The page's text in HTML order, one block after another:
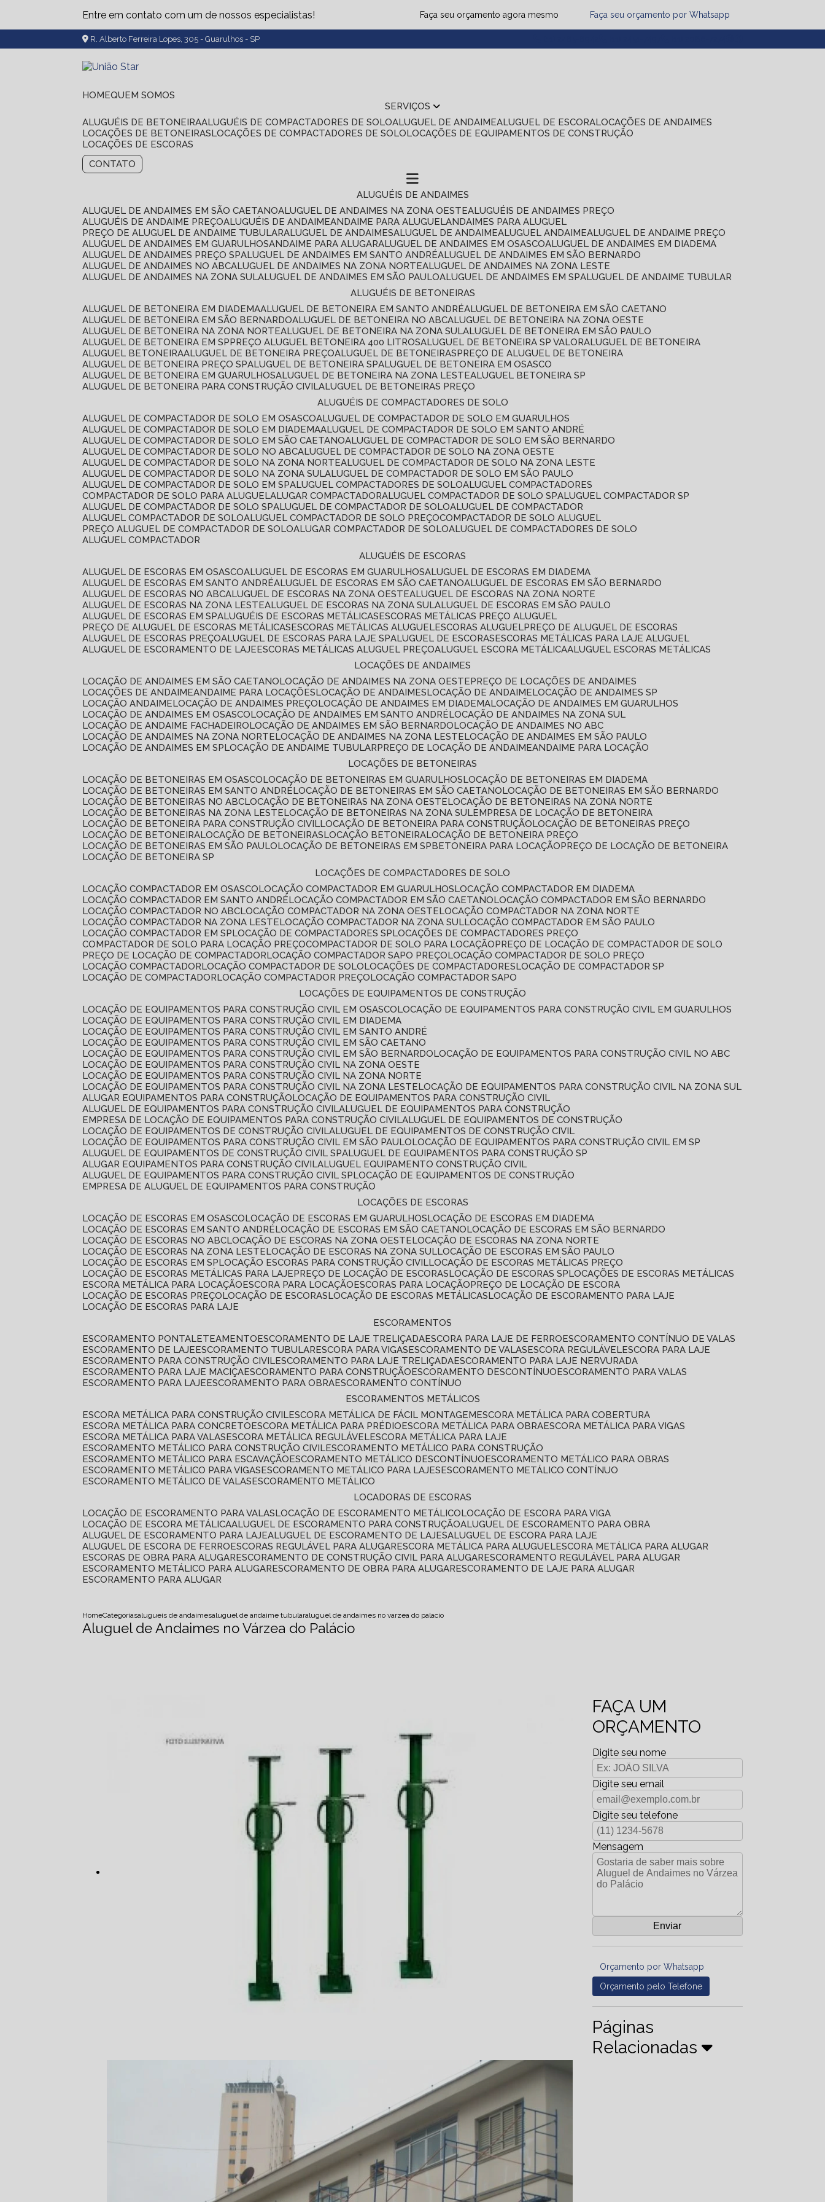
Entre em contato com um de nossos especialistas! Faça seu orçamento agora mesmo Faça seu orçamento por Whatsapp
R. Alberto Ferreira Lopes, 305 - Guarulhos - SP
HOME
QUEM SOMOS
SERVIÇOS
ALUGUÉIS DE BETONEIRA ALUGUÉIS DE COMPACTADORES DE SOLO ALUGUEL DE ANDAIME ALUGUEL DE ESCORA LOCAÇÕES DE ANDAIMES
LOCAÇÕES DE BETONEIRAS LOCAÇÕES DE COMPACTADORES DE SOLO LOCAÇÕES DE EQUIPAMENTOS DE CONSTRUÇÃO
LOCAÇÕES DE ESCORAS
CONTATO
ALUGUÉIS DE ANDAIMES
ALUGUEL DE ANDAIMES EM SÃO CAETANO ALUGUEL DE ANDAIMES NA ZONA OESTE ALUGUÉIS DE ANDAIMES PREÇO
ALUGUÉIS DE ANDAIME PREÇO ALUGUÉIS DE ANDAIME ANDAIME PARA ALUGUEL ANDAIMES PARA ALUGUEL
PREÇO DE ALUGUEL DE ANDAIME TUBULAR ALUGUEL DE ANDAIMES ALUGUEL DE ANDAIME ALUGUEL ANDAIME ALUGUEL DE ANDAIME PREÇO
ALUGUEL DE ANDAIMES EM GUARULHOS ANDAIME PARA ALUGAR ALUGUEL DE ANDAIMES EM OSASCO ALUGUEL DE ANDAIMES EM DIADEMA
ALUGUEL DE ANDAIMES PREÇO SP ALUGUEL DE ANDAIMES EM SANTO ANDRÉ ALUGUEL DE ANDAIMES EM SÃO BERNARDO
ALUGUEL DE ANDAIMES NO ABC ALUGUEL DE ANDAIMES NA ZONA NORTE ALUGUEL DE ANDAIMES NA ZONA LESTE
ALUGUEL DE ANDAIMES NA ZONA SUL ALUGUEL DE ANDAIMES EM SÃO PAULO ALUGUEL DE ANDAIMES EM SP ALUGUEL DE ANDAIME TUBULAR
ALUGUÉIS DE BETONEIRAS
ALUGUEL DE BETONEIRA EM DIADEMA ALUGUEL DE BETONEIRA EM SANTO ANDRÉ ALUGUEL DE BETONEIRA EM SÃO CAETANO
ALUGUEL DE BETONEIRA EM SÃO BERNARDO ALUGUEL DE BETONEIRA NO ABC ALUGUEL DE BETONEIRA NA ZONA OESTE
ALUGUEL DE BETONEIRA NA ZONA NORTE ALUGUEL DE BETONEIRA NA ZONA SUL ALUGUEL DE BETONEIRA EM SÃO PAULO
ALUGUEL DE BETONEIRA EM SP
PREÇO ALUGUEL BETONEIRA 400 LITROS ALUGUEL DE BETONEIRA SP VALOR ALUGUEL DE BETONEIRA
ALUGUEL BETONEIRA ALUGUEL DE BETONEIRA PREÇO ALUGUEL DE BETONEIRAS
PREÇO DE ALUGUEL DE BETONEIRA
ALUGUEL DE BETONEIRA PREÇO SP ALUGUEL DE BETONEIRA SP ALUGUEL DE BETONEIRA EM OSASCO
ALUGUEL DE BETONEIRA EM GUARULHOS ALUGUEL DE BETONEIRA NA ZONA LESTE ALUGUEL BETONEIRA SP
ALUGUEL DE BETONEIRA PARA CONSTRUÇÃO CIVIL ALUGUEL DE BETONEIRAS PREÇO
ALUGUÉIS DE COMPACTADORES DE SOLO
ALUGUEL DE COMPACTADOR DE SOLO EM OSASCO ALUGUEL DE COMPACTADOR DE SOLO EM GUARULHOS
ALUGUEL DE COMPACTADOR DE SOLO EM DIADEMA ALUGUEL DE COMPACTADOR DE SOLO EM SANTO ANDRÉ
ALUGUEL DE COMPACTADOR DE SOLO EM SÃO CAETANO ALUGUEL DE COMPACTADOR DE SOLO EM SÃO BERNARDO
ALUGUEL DE COMPACTADOR DE SOLO NO ABC ALUGUEL DE COMPACTADOR DE SOLO NA ZONA OESTE
ALUGUEL DE COMPACTADOR DE SOLO NA ZONA NORTE ALUGUEL DE COMPACTADOR DE SOLO NA ZONA LESTE
ALUGUEL DE COMPACTADOR DE SOLO NA ZONA SUL ALUGUEL DE COMPACTADOR DE SOLO EM SÃO PAULO
ALUGUEL DE COMPACTADOR DE SOLO EM SP ALUGUEL COMPACTADORES DE SOLO ALUGUEL COMPACTADORES
COMPACTADOR DE SOLO PARA ALUGUEL ALUGAR COMPACTADOR ALUGUEL COMPACTADOR DE SOLO SP ALUGUEL COMPACTADOR SP
ALUGUEL DE COMPACTADOR DE SOLO SP ALUGUEL DE COMPACTADOR DE SOLO ALUGUEL DE COMPACTADOR
ALUGUEL COMPACTADOR DE SOLO ALUGUEL COMPACTADOR DE SOLO PREÇO COMPACTADOR DE SOLO ALUGUEL
PREÇO ALUGUEL DE COMPACTADOR DE SOLO ALUGAR COMPACTADOR DE SOLO ALUGUEL DE COMPACTADORES DE SOLO
ALUGUEL COMPACTADOR
ALUGUÉIS DE ESCORAS
ALUGUEL DE ESCORAS EM OSASCO ALUGUEL DE ESCORAS EM GUARULHOS ALUGUEL DE ESCORAS EM DIADEMA
ALUGUEL DE ESCORAS EM SANTO ANDRÉ ALUGUEL DE ESCORAS EM SÃO CAETANO ALUGUEL DE ESCORAS EM SÃO BERNARDO
ALUGUEL DE ESCORAS NO ABC ALUGUEL DE ESCORAS NA ZONA OESTE ALUGUEL DE ESCORAS NA ZONA NORTE
ALUGUEL DE ESCORAS NA ZONA LESTE ALUGUEL DE ESCORAS NA ZONA SUL ALUGUEL DE ESCORAS EM SÃO PAULO
ALUGUEL DE ESCORAS EM SP ALUGUÉIS DE ESCORAS METÁLICAS
ESCORAS METÁLICAS PREÇO ALUGUEL
PREÇO DE ALUGUEL DE ESCORAS METÁLICAS
ESCORAS METÁLICAS ALUGUEL ESCORAS ALUGUEL
PREÇO DE ALUGUEL DE ESCORAS
ALUGUEL DE ESCORAS PREÇO ALUGUEL DE ESCORAS PARA LAJE SP ALUGUEL DE ESCORAS
ESCORAS METÁLICAS PARA LAJE ALUGUEL
ALUGUEL DE ESCORAMENTO DE LAJE
ESCORAS METÁLICAS ALUGUEL PREÇO ALUGUEL ESCORA METÁLICA ALUGUEL ESCORAS METÁLICAS
LOCAÇÕES DE ANDAIMES
LOCAÇÃO DE ANDAIMES EM SÃO CAETANO LOCAÇÃO DE ANDAIMES NA ZONA OESTE
PREÇO DE LOCAÇÕES DE ANDAIMES
LOCAÇÕES DE ANDAIME ANDAIME PARA LOCAÇÕES LOCAÇÃO DE ANDAIMES LOCAÇÃO DE ANDAIME LOCAÇÃO DE ANDAIMES SP
LOCAÇÃO ANDAIME LOCAÇÃO DE ANDAIMES PREÇO LOCAÇÃO DE ANDAIMES EM DIADEMA LOCAÇÃO DE ANDAIMES EM GUARULHOS
LOCAÇÃO DE ANDAIMES EM OSASCO LOCAÇÃO DE ANDAIMES EM SANTO ANDRÉ LOCAÇÃO DE ANDAIMES NA ZONA SUL
LOCAÇÃO DE ANDAIME FACHADEIRO LOCAÇÃO DE ANDAIMES EM SÃO BERNARDO LOCAÇÃO DE ANDAIMES NO ABC
LOCAÇÃO DE ANDAIMES NA ZONA NORTE LOCAÇÃO DE ANDAIMES NA ZONA LESTE LOCAÇÃO DE ANDAIMES EM SÃO PAULO
LOCAÇÃO DE ANDAIMES EM SP LOCAÇÃO DE ANDAIME TUBULAR PREÇO DE LOCAÇÃO DE ANDAIME ANDAIME PARA LOCAÇÃO
LOCAÇÕES DE BETONEIRAS
LOCAÇÃO DE BETONEIRAS EM OSASCO LOCAÇÃO DE BETONEIRAS EM GUARULHOS LOCAÇÃO DE BETONEIRAS EM DIADEMA
LOCAÇÃO DE BETONEIRAS EM SANTO ANDRÉ LOCAÇÃO DE BETONEIRAS EM SÃO CAETANO LOCAÇÃO DE BETONEIRAS EM SÃO BERNARDO
LOCAÇÃO DE BETONEIRAS NO ABC LOCAÇÃO DE BETONEIRAS NA ZONA OESTE LOCAÇÃO DE BETONEIRAS NA ZONA NORTE
LOCAÇÃO DE BETONEIRAS NA ZONA LESTE LOCAÇÃO DE BETONEIRAS NA ZONA SUL
EMPRESA DE LOCAÇÃO DE BETONEIRA
LOCAÇÃO DE BETONEIRA PARA CONSTRUÇÃO CIVIL LOCAÇÃO DE BETONEIRA PARA CONSTRUÇÃO LOCAÇÃO DE BETONEIRAS PREÇO
LOCAÇÃO DE BETONEIRA LOCAÇÃO DE BETONEIRAS LOCAÇÃO BETONEIRA LOCAÇÃO DE BETONEIRA PREÇO
LOCAÇÃO DE BETONEIRAS EM SÃO PAULO LOCAÇÃO DE BETONEIRAS EM SP BETONEIRA PARA LOCAÇÃO
PREÇO DE LOCAÇÃO DE BETONEIRA
LOCAÇÃO DE BETONEIRA SP
LOCAÇÕES DE COMPACTADORES DE SOLO
LOCAÇÃO COMPACTADOR EM OSASCO LOCAÇÃO COMPACTADOR EM GUARULHOS LOCAÇÃO COMPACTADOR EM DIADEMA
LOCAÇÃO COMPACTADOR EM SANTO ANDRÉ LOCAÇÃO COMPACTADOR EM SÃO CAETANO LOCAÇÃO COMPACTADOR EM SÃO BERNARDO
LOCAÇÃO COMPACTADOR NO ABC LOCAÇÃO COMPACTADOR NA ZONA OESTE LOCAÇÃO COMPACTADOR NA ZONA NORTE
LOCAÇÃO COMPACTADOR NA ZONA LESTE LOCAÇÃO COMPACTADOR NA ZONA SUL LOCAÇÃO COMPACTADOR EM SÃO PAULO
LOCAÇÃO COMPACTADOR EM SP LOCAÇÃO DE COMPACTADORES SP LOCAÇÕES DE COMPACTADORES PREÇO
COMPACTADOR DE SOLO PARA LOCAÇÃO PREÇO COMPACTADOR DE SOLO PARA LOCAÇÃO
PREÇO DE LOCAÇÃO DE COMPACTADOR DE SOLO
PREÇO DE LOCAÇÃO DE COMPACTADOR LOCAÇÃO COMPACTADOR SAPO PREÇO LOCAÇÃO COMPACTADOR DE SOLO PREÇO
LOCAÇÃO COMPACTADOR LOCAÇÃO COMPACTADOR DE SOLO LOCAÇÕES DE COMPACTADORES LOCAÇÃO DE COMPACTADOR SP
LOCAÇÃO DE COMPACTADOR LOCAÇÃO COMPACTADOR PREÇO LOCAÇÃO COMPACTADOR SAPO
LOCAÇÕES DE EQUIPAMENTOS DE CONSTRUÇÃO
LOCAÇÃO DE EQUIPAMENTOS PARA CONSTRUÇÃO CIVIL EM OSASCO LOCAÇÃO DE EQUIPAMENTOS PARA CONSTRUÇÃO CIVIL EM GUARULHOS
LOCAÇÃO DE EQUIPAMENTOS PARA CONSTRUÇÃO CIVIL EM DIADEMA
LOCAÇÃO DE EQUIPAMENTOS PARA CONSTRUÇÃO CIVIL EM SANTO ANDRÉ
LOCAÇÃO DE EQUIPAMENTOS PARA CONSTRUÇÃO CIVIL EM SÃO CAETANO
LOCAÇÃO DE EQUIPAMENTOS PARA CONSTRUÇÃO CIVIL EM SÃO BERNARDO LOCAÇÃO DE EQUIPAMENTOS PARA CONSTRUÇÃO CIVIL NO ABC
LOCAÇÃO DE EQUIPAMENTOS PARA CONSTRUÇÃO CIVIL NA ZONA OESTE
LOCAÇÃO DE EQUIPAMENTOS PARA CONSTRUÇÃO CIVIL NA ZONA NORTE
LOCAÇÃO DE EQUIPAMENTOS PARA CONSTRUÇÃO CIVIL NA ZONA LESTE LOCAÇÃO DE EQUIPAMENTOS PARA CONSTRUÇÃO CIVIL NA ZONA SUL
ALUGAR EQUIPAMENTOS PARA CONSTRUÇÃO LOCAÇÃO DE EQUIPAMENTOS PARA CONSTRUÇÃO CIVIL
ALUGUEL DE EQUIPAMENTOS PARA CONSTRUÇÃO CIVIL ALUGUEL DE EQUIPAMENTOS PARA CONSTRUÇÃO
EMPRESA DE LOCAÇÃO DE EQUIPAMENTOS PARA CONSTRUÇÃO CIVIL ALUGUEL DE EQUIPAMENTOS DE CONSTRUÇÃO
LOCAÇÃO DE EQUIPAMENTOS DE CONSTRUÇÃO CIVIL ALUGUEL DE EQUIPAMENTOS DE CONSTRUÇÃO CIVIL
LOCAÇÃO DE EQUIPAMENTOS PARA CONSTRUÇÃO CIVIL EM SÃO PAULO LOCAÇÃO DE EQUIPAMENTOS PARA CONSTRUÇÃO CIVIL EM SP
ALUGUEL DE EQUIPAMENTOS DE CONSTRUÇÃO CIVIL SP ALUGUEL DE EQUIPAMENTOS PARA CONSTRUÇÃO SP
ALUGAR EQUIPAMENTOS PARA CONSTRUÇÃO CIVIL ALUGUEL EQUIPAMENTO CONSTRUÇÃO CIVIL
ALUGUEL DE EQUIPAMENTOS PARA CONSTRUÇÃO CIVIL SP LOCAÇÃO DE EQUIPAMENTOS DE CONSTRUÇÃO
EMPRESA DE ALUGUEL DE EQUIPAMENTOS PARA CONSTRUÇÃO
LOCAÇÕES DE ESCORAS
LOCAÇÃO DE ESCORAS EM OSASCO LOCAÇÃO DE ESCORAS EM GUARULHOS LOCAÇÃO DE ESCORAS EM DIADEMA
LOCAÇÃO DE ESCORAS EM SANTO ANDRÉ LOCAÇÃO DE ESCORAS EM SÃO CAETANO LOCAÇÃO DE ESCORAS EM SÃO BERNARDO
LOCAÇÃO DE ESCORAS NO ABC LOCAÇÃO DE ESCORAS NA ZONA OESTE LOCAÇÃO DE ESCORAS NA ZONA NORTE
LOCAÇÃO DE ESCORAS NA ZONA LESTE LOCAÇÃO DE ESCORAS NA ZONA SUL LOCAÇÃO DE ESCORAS EM SÃO PAULO
LOCAÇÃO DE ESCORAS EM SP LOCAÇÃO ESCORAS PARA CONSTRUÇÃO CIVIL LOCAÇÃO DE ESCORAS METÁLICAS PREÇO
LOCAÇÃO DE ESCORAS METÁLICAS PARA LAJE
PREÇO DE LOCAÇÃO DE ESCORAS LOCAÇÃO DE ESCORAS SP LOCAÇÕES DE ESCORAS METÁLICAS
ESCORA METÁLICA PARA LOCAÇÃO
ESCORA PARA LOCAÇÃO ESCORAS PARA LOCAÇÃO
PREÇO DE LOCAÇÃO DE ESCORA
LOCAÇÃO DE ESCORAS PREÇO LOCAÇÃO DE ESCORAS LOCAÇÃO DE ESCORAS METÁLICAS LOCAÇÃO DE ESCORAMENTO PARA LAJE
LOCAÇÃO DE ESCORAS PARA LAJE
ESCORAMENTOS
ESCORAMENTO PONTALETEAMENTO
ESCORAMENTO DE LAJE TRELIÇADA ESCORA PARA LAJE DE FERRO
ESCORAMENTO CONTÍNUO DE VALAS
ESCORAMENTO DE LAJE
ESCORAMENTO TUBULAR ESCORA PARA VIGAS ESCORAMENTO DE VALAS ESCORA REGULÁVEL ESCORA PARA LAJE
ESCORAMENTO PARA CONSTRUÇÃO CIVIL ESCORAMENTO PARA LAJE TRELIÇADA ESCORAMENTO PARA LAJE NERVURADA
ESCORAMENTO PARA LAJE MACIÇA ESCORAMENTO PARA CONSTRUÇÃO ESCORAMENTO DESCONTÍNUO
ESCORAMENTO PARA VALAS
ESCORAMENTO PARA LAJE
ESCORAMENTO PARA OBRA ESCORAMENTO CONTÍNUO
ESCORAMENTOS METÁLICOS
ESCORA METÁLICA PARA CONSTRUÇÃO CIVIL ESCORA METÁLICA DE FÁCIL MONTAGEM
ESCORA METÁLICA PARA COBERTURA
ESCORA METÁLICA PARA CONCRETO
ESCORA METÁLICA PARA PRÉDIO ESCORA METÁLICA PARA OBRA ESCORA METÁLICA PARA VIGAS
ESCORA METÁLICA PARA VALAS
ESCORA METÁLICA REGULÁVEL ESCORA METÁLICA PARA LAJE
ESCORAMENTO METÁLICO PARA CONSTRUÇÃO CIVIL ESCORAMENTO METÁLICO PARA CONSTRUÇÃO
ESCORAMENTO METÁLICO PARA ESCAVAÇÃO
ESCORAMENTO METÁLICO DESCONTÍNUO
ESCORAMENTO METÁLICO PARA OBRAS
ESCORAMENTO METÁLICO PARA VIGAS
ESCORAMENTO METÁLICO PARA LAJES
ESCORAMENTO METÁLICO CONTÍNUO
ESCORAMENTO METÁLICO DE VALAS
ESCORAMENTO METÁLICO
LOCADORAS DE ESCORAS
LOCAÇÃO DE ESCORAMENTO PARA VALAS LOCAÇÃO DE ESCORAMENTO METÁLICO LOCAÇÃO DE ESCORA PARA VIGA
LOCAÇÃO DE ESCORA METÁLICA ALUGUEL DE ESCORAMENTO PARA CONSTRUÇÃO ALUGUEL DE ESCORAMENTO PARA OBRA
ALUGUEL DE ESCORAMENTO PARA LAJE ALUGUEL DE ESCORAMENTO DE LAJES ALUGUEL DE ESCORA PARA LAJE
ALUGUEL DE ESCORA DE FERRO
ESCORAS REGULÁVEL PARA ALUGAR ESCORA METÁLICA PARA ALUGUEL ESCORA METÁLICA PARA ALUGAR
ESCORAS DE OBRA PARA ALUGAR ESCORAMENTO DE CONSTRUÇÃO CIVIL PARA ALUGAR ESCORAMENTO REGULÁVEL PARA ALUGAR
ESCORAMENTO METÁLICO PARA ALUGAR ESCORAMENTO DE OBRA PARA ALUGAR ESCORAMENTO DE LAJE PARA ALUGAR
ESCORAMENTO PARA ALUGAR
HomeCategoriasalugueis de andaimesaluguel de andaime tubularaluguel de andaimes no varzea do palacio
Aluguel de Andaimes no Várzea do Palácio
FAÇA UM
ORÇAMENTO
Digite seu nome
Digite seu email
Digite seu telefone
Mensagem
Orçamento por Whatsapp
Orçamento pelo Telefone
Páginas
Relacionadas